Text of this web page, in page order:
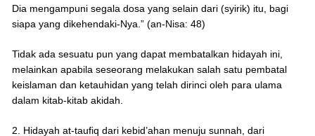
Dia mengampuni segala dosa yang selain dari (syirik) itu, bagi
siapa yang dikehendaki-Nya.” (an-Nisa: 48)
Tidak ada sesuatu pun yang dapat membatalkan hidayah ini,
melainkan apabila seseorang melakukan salah satu pembatal
keislaman dan ketauhidan yang telah dirinci oleh para ulama
dalam kitab-kitab akidah.
2. Hidayah at-taufiq dari kebid’ahan menuju sunnah, dari